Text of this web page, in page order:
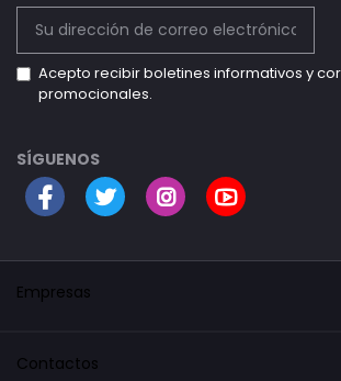
Acepto recibir boletines informativos y
promocionales.
SÍGUENOS
Empresas
Security Mark
Contactos